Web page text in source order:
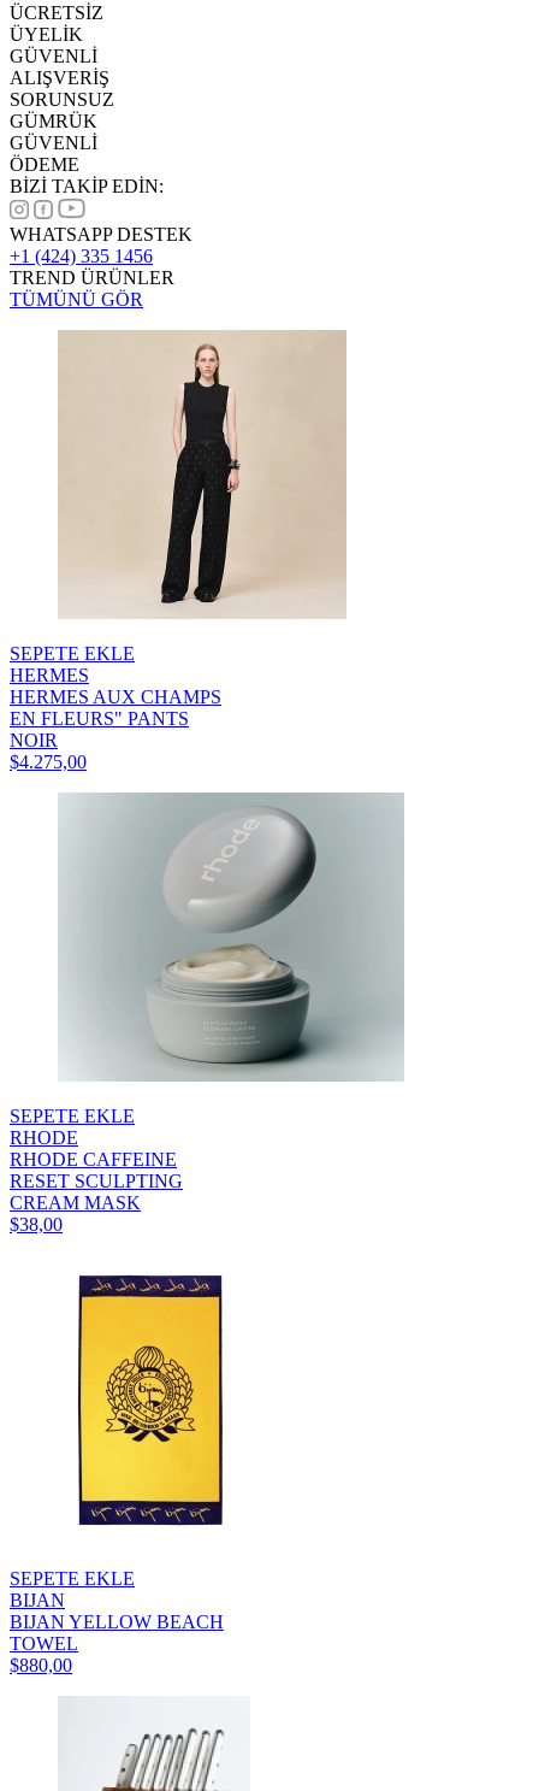
ÜCRETSİZ
ÜYELİK
GÜVENLİ
ALIŞVERİŞ
SORUNSUZ
GÜMRÜK
GÜVENLİ
ÖDEME
BİZİ TAKİP EDİN:
WHATSAPP DESTEK
+1 (424) 335 1456
TREND ÜRÜNLER
TÜMÜNÜ GÖR
SEPETE EKLE
HERMES
HERMES AUX CHAMPS
EN FLEURS" PANTS
NOIR
$4.275,00
SEPETE EKLE
RHODE
RHODE CAFFEINE
RESET SCULPTING
CREAM MASK
$38,00
SEPETE EKLE
BIJAN
BIJAN YELLOW BEACH
TOWEL
$880,00